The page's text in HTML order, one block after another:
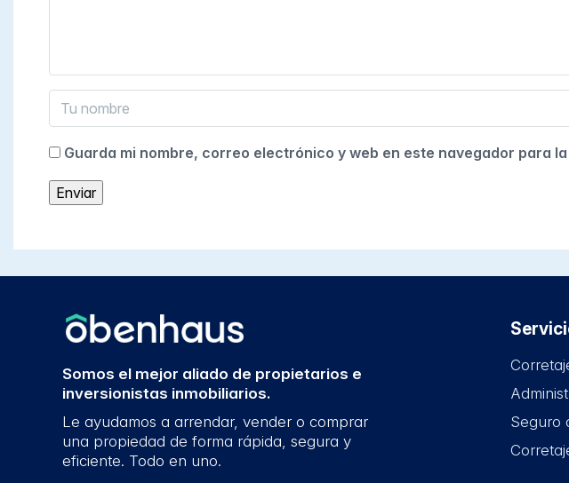
Guarda mi nombre, correo electrónico y web en este navegador para
Somos el mejor aliado de propietarios e
inversionistas inmobiliarios.
Le ayudamos a arrendar, vender o comprar
una propiedad de forma rápida, segura y
eficiente. Todo en uno.
Seguro